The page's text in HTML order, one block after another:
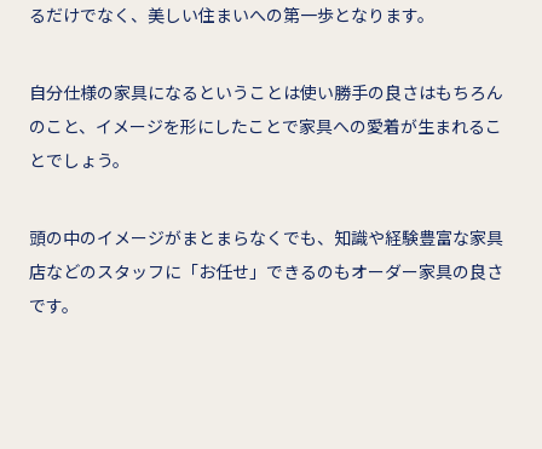
るだけでなく、美しい住まいへの第一歩となります。
自分仕様の家具になるということは使い勝手の良さはもちろん
のこと、イメージを形にしたことで家具への愛着が生まれるこ
とでしょう。
頭の中のイメージがまとまらなくでも、知識や経験豊富な家具
店などのスタッフに「お任せ」できるのもオーダー家具の良さ
です。